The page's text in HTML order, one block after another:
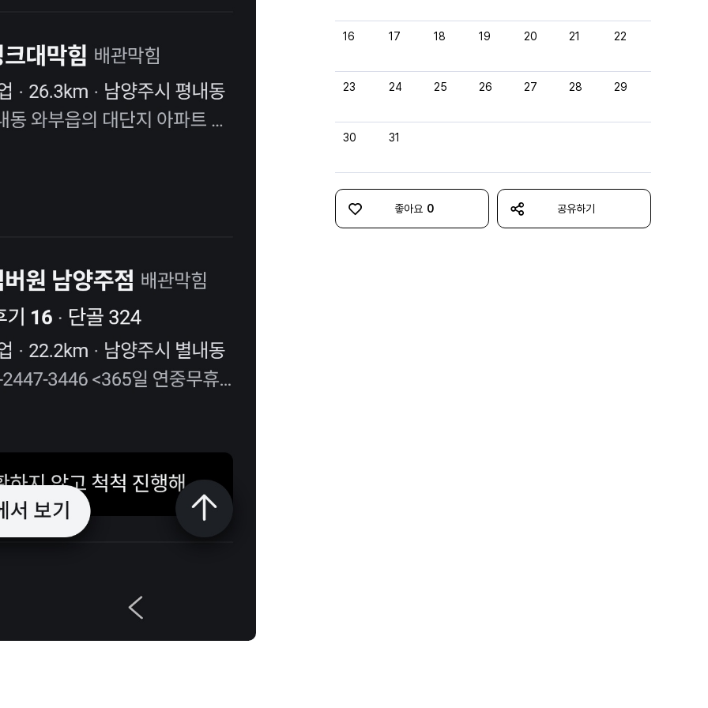
16 17 18 19 20 21 22
23 24 25 26 27 28 29
30 31
좋아요 0 공유하기